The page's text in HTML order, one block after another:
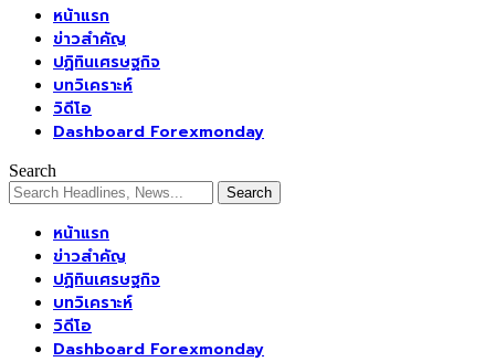
หน้าแรก
ข่าวสำคัญ
ปฏิทินเศรษฐกิจ
บทวิเคราะห์
วิดีโอ
Dashboard Forexmonday
Search
หน้าแรก
ข่าวสำคัญ
ปฏิทินเศรษฐกิจ
บทวิเคราะห์
วิดีโอ
Dashboard Forexmonday